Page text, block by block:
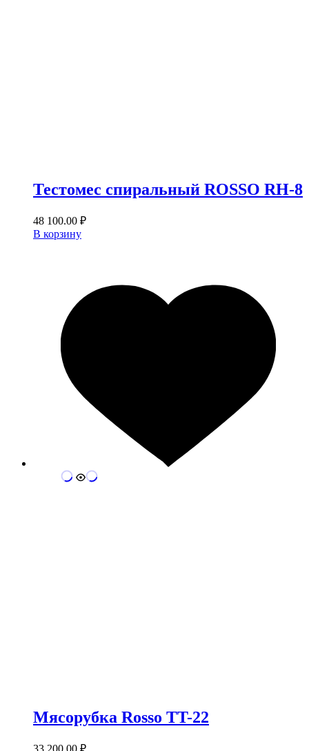
Тестомес спиральный ROSSO RH‐8
48 100.00 ₽
В корзину
Мясорубка Rosso TT-22